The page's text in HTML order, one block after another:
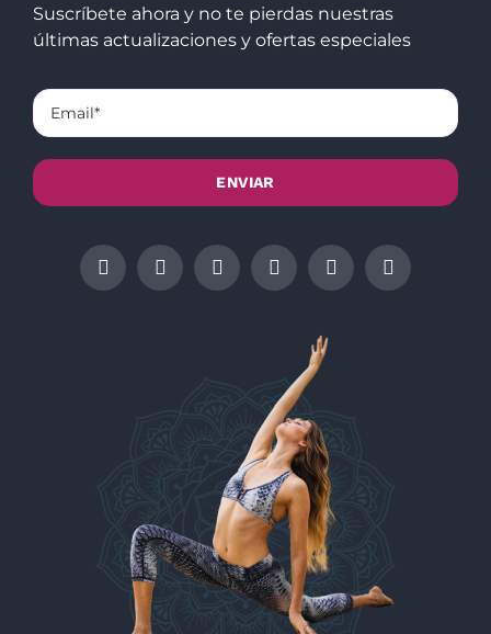
Suscríbete ahora y no te pierdas nuestras
últimas actualizaciones y ofertas especiales